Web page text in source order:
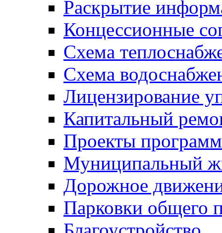
Раскрытие
Концессионные
Схема
Схема
Лицензирование
Капитальный
Проекты программ
Муниципальный
Дорожное
Парковки общего